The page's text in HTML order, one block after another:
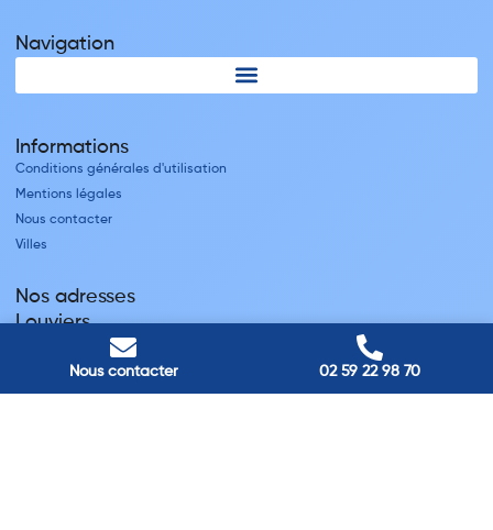
Nous contacter 02 59 22 98 70
Navigation
Informations
Conditions générales d'utilisation
Mentions légales
Nous contacter
Villes
Nos adresses
Louviers
45 avenue Winston Churchill, Louviers, France
Pont-Audemer